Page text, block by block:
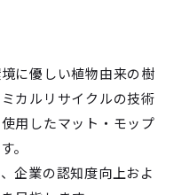
に優しい植物由来の樹
カルリサイクルの技術
用したマット・モップ
。
企業の認知度向上およ